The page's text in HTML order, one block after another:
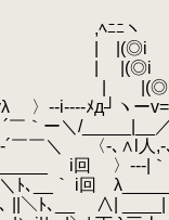
,ﾍﾆ
i)i
_|)i
ﾚ__
〉--i----ﾒд┘ヽ
￣｀ー＼/
￣￣＼ 〈-､∧l人
i回 〉---|｀
｀ i回
ﾄ､__ ∧| ____|